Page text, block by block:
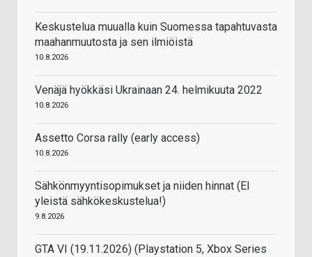
Keskustelua muualla kuin Suomessa tapahtuvasta
maahanmuutosta ja sen ilmiöistä
10.8.2026
Venäjä hyökkäsi Ukrainaan 24. helmikuuta 2022
10.8.2026
Assetto Corsa rally (early access)
10.8.2026
Sähkönmyyntisopimukset ja niiden hinnat (EI
yleistä sähkökeskustelua!)
9.8.2026
GTA VI (19.11.2026) (Playstation 5, Xbox Series